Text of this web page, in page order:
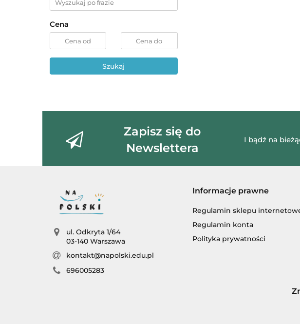
Cena
Szukaj
Zapisz się do
Newslettera
I bądź na
ul. Odkryta 1/64
03-140 Warszawa
kontakt@napolski.edu.pl
696005283
Informacje prawne
Regulamin sklepu
Regulamin konta
Polityka prywatności